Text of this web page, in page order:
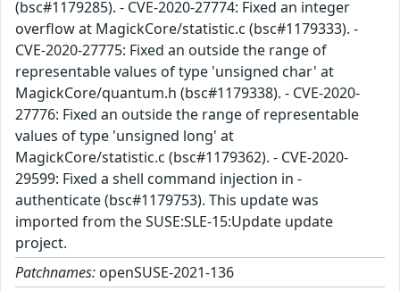
(bsc#1179285). - CVE-2020-27774: Fixed an integer
overflow at MagickCore/statistic.c (bsc#1179333). -
CVE-2020-27775: Fixed an outside the range of
representable values of type 'unsigned char' at
MagickCore/quantum.h (bsc#1179338). - CVE-2020-
27776: Fixed an outside the range of representable
values of type 'unsigned long' at
MagickCore/statistic.c (bsc#1179362). - CVE-2020-
29599: Fixed a shell command injection in -
authenticate (bsc#1179753). This update was
imported from the SUSE:SLE-15:Update update
project.
Patchnames: openSUSE-2021-136